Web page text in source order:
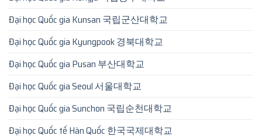
Đại học Quốc gia Kunsan 국립군산대학교
Đại học Quốc gia Kyungpook 경북대학교
Đại học Quốc gia Pusan 부산대학교
Đại học Quốc gia Seoul 서울대학교
Đại học Quốc gia Sunchon 국립순천대학교
Đại học Quốc tế Hàn Quốc 한국국제대학교